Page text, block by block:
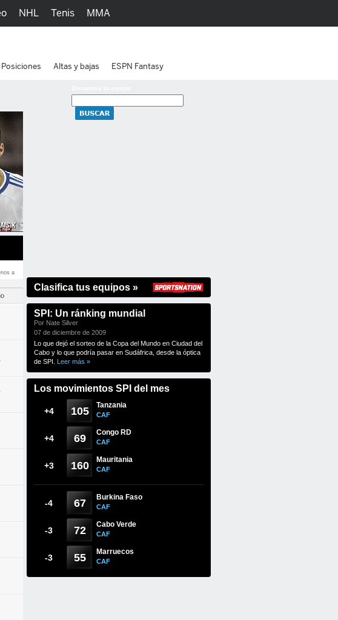
a
Clasifica tus equipos »
SPI: Un ránking mundial
Por Nate Silver
07 de diciembre de 2009
Lo que dejó el sorteo de la Copa del Mundo en Ciudad del
Cabo y lo que podría pasar en Sudáfrica, desde la óptica
de SPI. Leer más »
Los movimientos SPI del mes
+4 105 Tanzania
CAF
+4 69 Congo RD
CAF
+3 160 Mauritania
CAF
-4 67 Burkina Faso
CAF
-3 72 Cabo Verde
CAF
-3 55 Marruecos
CAF
NHL Tenis MMA
Posiciones Altas y bajas ESPN Fantasy